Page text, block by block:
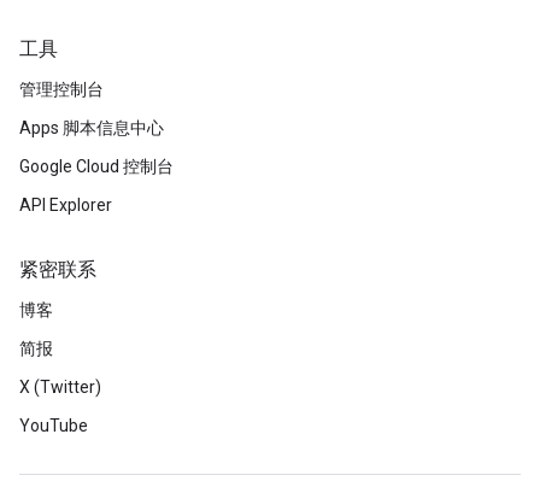
工具
管理控制台
Apps 脚本信息中心
Google Cloud 控制台
API Explorer
紧密联系
博客
简报
X (Twitter)
YouTube